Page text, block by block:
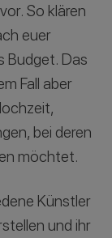
So klären
euer
Budget. Das
Fall aber
bei deren
möchtet.
Künstler
und ihr